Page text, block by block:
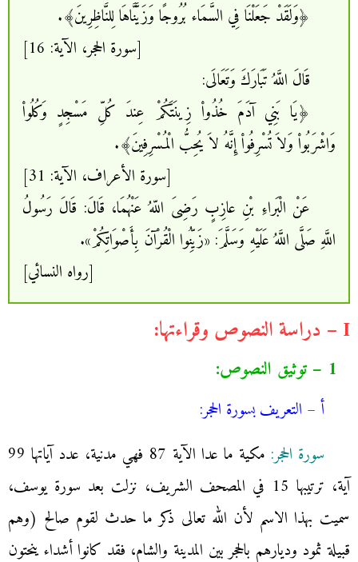
﴿وَلَقَدْ جَعَلْنَا فِي السَّمَاء بُرُوجًا وَزَيَّنَّاهَا لِلنَّاظِرِينَ﴾.
[سورة الحجر، الآية: 16]
قَالَ اللَّهُ تَبَارَكَ وَتَعَالَى:
﴿يَا بَنِي آدَمَ خُذُواْ زِينَتَكُمْ عِندَ كُلِّ مَسْجِدٍ وَكُلُواْ
وَاشْرَبُواْ وَلاَ تُسْرِفُواْ إِنَّهُ لاَ يُحِبُّ الْمُسْرِفِينَ﴾.
[سورة الأعراف، الآية: 31]
عَنْ الْبَراءِ بْنِ عازِبٍ رَضِىَ اللّهُ عَنْهُمَا، قَالَ: قَالَ رَسُولُ
اللَّهِ صَلَّى اللَّهُ عَلَيْهِ وَسَلَّمَ: «زَيِّنُوا الْقُرْآنَ بِأَصْوَاتِكُمْ».
[رواه النسائي]
I – دراسة النصوص وقراءتها:
1 – توثيق النصوص:
أ – التعريف بسورة الحجر:
سورة الحجر:
مكية ما عدا الآية 87 فهي مدنية، عدد آياتها 99
آية، ترتيبها 15 في المصحف الشريف، نزلت بعد سورة يوسف،
سميت بهذا الاسم لأن الله تعالى ذكر ما حدث لقوم صالح (وهم
قبيلة ثمود وديارهم بالحجر بين المدينة والشام، فقد كانوا أشداء ينحتون